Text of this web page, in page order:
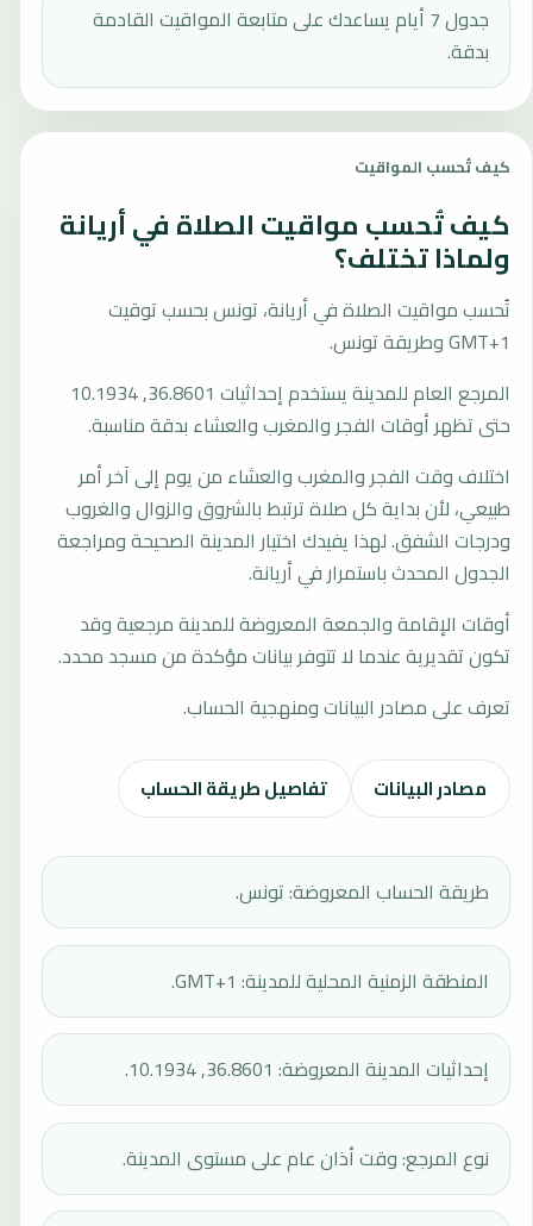
جدول 7 أيام يساعدك على متابعة المواقيت القادمة
بدقة.
كيف تُحسب المواقيت
كيف تُحسب مواقيت الصلاة في أريانة
ولماذا تختلف؟
تُحسب مواقيت الصلاة في أريانة، تونس بحسب توقيت
GMT+1 وطريقة تونس.
المرجع العام للمدينة يستخدم إحداثيات 36.8601, 10.1934
حتى تظهر أوقات الفجر والمغرب والعشاء بدقة مناسبة.
اختلاف وقت الفجر والمغرب والعشاء من يوم إلى آخر أمر
طبيعي، لأن بداية كل صلاة ترتبط بالشروق والزوال والغروب
ودرجات الشفق. لهذا يفيدك اختيار المدينة الصحيحة ومراجعة
الجدول المحدث باستمرار في أريانة.
أوقات الإقامة والجمعة المعروضة للمدينة مرجعية وقد
تكون تقديرية عندما لا تتوفر بيانات مؤكدة من مسجد محدد.
تعرف على مصادر البيانات ومنهجية الحساب.
مصادر البيانات تفاصيل طريقة الحساب
طريقة الحساب المعروضة: تونس.
المنطقة الزمنية المحلية للمدينة: GMT+1.
إحداثيات المدينة المعروضة: 36.8601, 10.1934.
نوع المرجع: وقت أذان عام على مستوى المدينة.